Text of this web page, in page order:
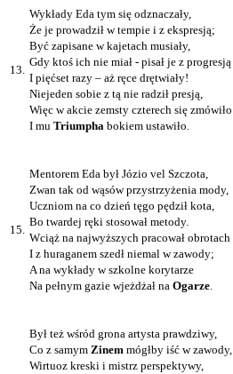
13.
Wykłady Eda tym się odznaczały,
Że je prowadził w tempie i z ekspresją;
Być zapisane w kajetach musiały,
Gdy ktoś ich nie miał - pisał je z progresją
I pięćset razy – aż ręce drętwiały!
Niejeden sobie z tą nie radził presją,
Więc w akcie zemsty czterech się zmówiło
I mu Triumpha bokiem ustawiło.
15.
Mentorem Eda był Józio vel Szczota,
Zwan tak od wąsów przystrzyżenia mody,
Uczniom na co dzień tęgo pędził kota,
Bo twardej ręki stosował metody.
Wciąż na najwyższych pracował obrotach
I z huraganem szedł niemal w zawody;
A na wykłady w szkolne korytarze
Na pełnym gazie wjeżdżał na Ogarze.
Był też wśród grona artysta prawdziwy,
Co z samym Zinem mógłby iść w zawody,
Wirtuoz kreski i mistrz perspektywy,